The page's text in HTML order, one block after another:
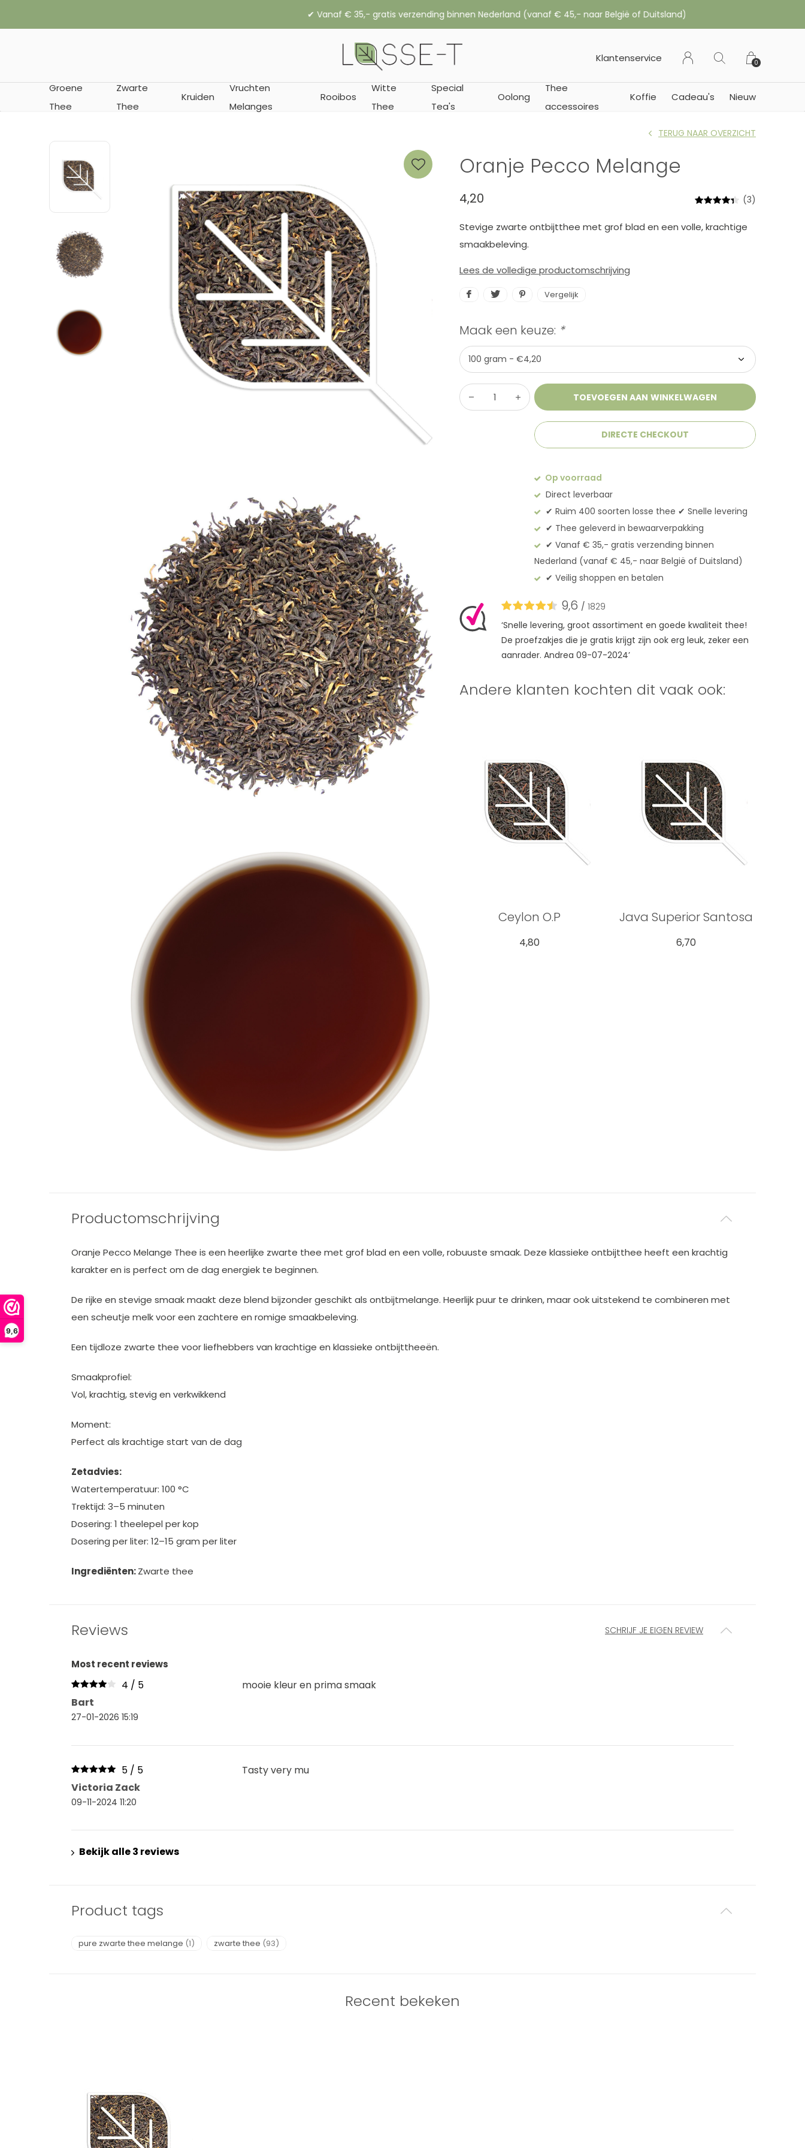
9,6
Groene
Thee
Zwarte
Thee
Kruiden
Vruchten
Melanges
Rooibos
Witte
Thee
Special
Tea's
Oolong
Thee
accessoires
Koffie Cadeau's Nieuw
Klantenservice 0
✔︎ Vanaf € 35,- gratis verzending binnen Nederland (vanaf € 45,- naar België of Duitsland)
Oranje Pecco Melange
TERUG NAAR OVERZICHT
4,20 (3)
Stevige zwarte ontbijtthee met grof blad en een volle, krachtige
smaakbeleving.
Lees de volledige productomschrijving
Vergelijk
Maak een keuze: *
TOEVOEGEN AAN WINKELWAGEN
DIRECTE CHECKOUT
Op voorraad
Direct leverbaar
✔︎ Ruim 400 soorten losse thee ✔︎ Snelle levering
✔︎ Thee geleverd in bewaarverpakking
✔︎ Vanaf € 35,- gratis verzending binnen
Nederland (vanaf € 45,- naar België of Duitsland)
✔︎ Veilig shoppen en betalen
9,6 / 1829
‘Snelle levering, groot assortiment en goede kwaliteit thee!
De proefzakjes die je gratis krijgt zijn ook erg leuk, zeker een
aanrader. Andrea 09-07-2024’
Andere klanten kochten dit vaak ook:
Ceylon O.P
4,80
Java Superior Santosa
6,70
Productomschrijving
Oranje Pecco Melange Thee is een heerlijke zwarte thee met grof blad en een volle, robuuste smaak. Deze klassieke ontbijtthee heeft een krachtig
karakter en is perfect om de dag energiek te beginnen.
De rijke en stevige smaak maakt deze blend bijzonder geschikt als ontbijtmelange. Heerlijk puur te drinken, maar ook uitstekend te combineren met
een scheutje melk voor een zachtere en romige smaakbeleving.
Een tijdloze zwarte thee voor liefhebbers van krachtige en klassieke ontbijttheeën.
Smaakprofiel:
Vol, krachtig, stevig en verkwikkend
Moment:
Perfect als krachtige start van de dag
Zetadvies:
Watertemperatuur: 100 °C
Trektijd: 3–5 minuten
Dosering: 1 theelepel per kop
Dosering per liter: 12–15 gram per liter
Ingrediënten:Zwarte thee
Reviews SCHRIJF JE EIGEN REVIEW
Most recent reviews
4 / 5
Bart
27-01-2026 15:19
mooie kleur en prima smaak
5 / 5
Victoria Zack
09-11-2024 11:20
Tasty very mu
Bekijk alle 3 reviews
Product tags
pure zwarte thee melange (1) zwarte thee (93)
Recent bekeken